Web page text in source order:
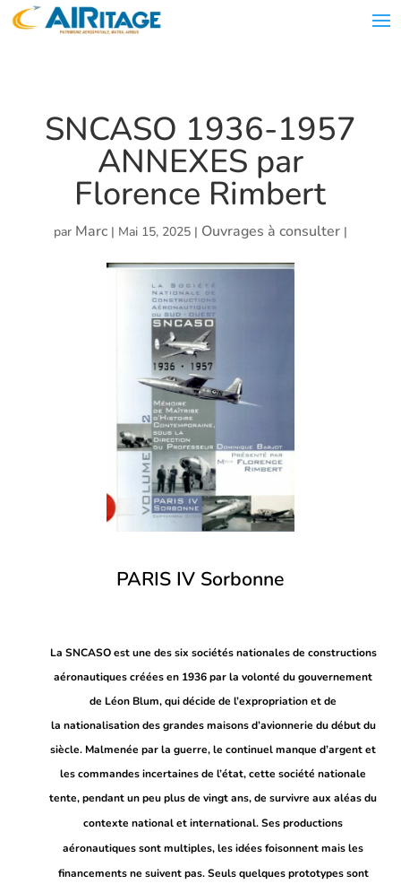
SNCASO 1936-1957
ANNEXES par
Florence Rimbert
par Marc| Mai 15, 2025| Ouvrages à consulter|
PARIS IV Sorbonne
La SNCASO est une des six sociétés nationales de constructions
aéronautiques créées en 1936 par la volonté du gouvernement
de Léon Blum, qui décide de l’expropriationet de
la nationalisation des grandes maisons d’avionnerie du début du
siècle. Malmenée par la guerre, le continuel manque d’argent et
les commandes incertaines de l’état, cette société nationale
tente, pendant un peu plus de vingt ans, de survivreaux aléas du
contexte national et international.Ses productions
aéronautiques sont multiples, les idées foisonnent mais les
financements ne suivent pas. Seuls quelques prototypes sont